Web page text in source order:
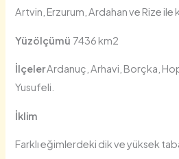
Artvin, Erzurum, Ardahan ve Rize ile
Yüzölçümü 7436 km2
İlçelerArdanuç, Arhavi, Borçka,
Yusufeli.
İklim
Farklı eğimlerdeki dik ve yüksek